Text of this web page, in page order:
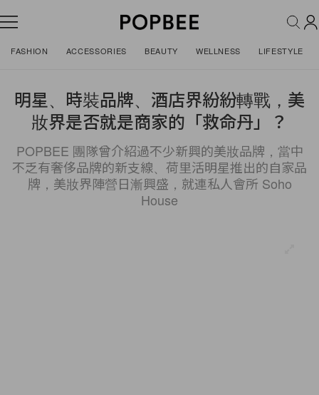
FASHION ACCESSORIES BEAUTY WELLNESS LIFESTYLE
明星、時裝品牌、酒店界紛紛轉戰，美
妝界是否就是商家的「救命丹」？
POPBEE 團隊曾介紹過不少新興的美妝品牌，當中
不乏有奢侈品牌的新支線、荷里活明星推出的自家品
牌，美妝界陣營日漸興盛，就連私人會所 Soho
House